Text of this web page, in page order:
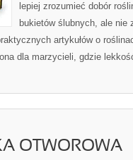
lepiej zrozumieć dobór
bukietów ślubnych, ale nie
artykułów o
dla marzycieli, gdzie
OTWOROWA